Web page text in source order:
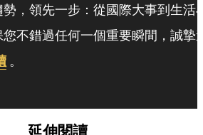
，領先一步：從國際大事到生活
不錯過任何一個重要瞬間，誠摯
。
延伸閱讀